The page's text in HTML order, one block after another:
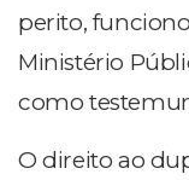
perito,
Ministério
como
O direito ao